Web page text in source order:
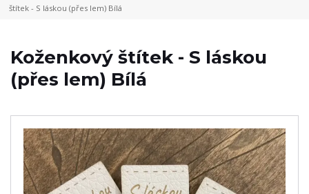
štítek - S láskou (přes lem) Bílá
Koženkový štítek - S láskou
(přes lem) Bílá